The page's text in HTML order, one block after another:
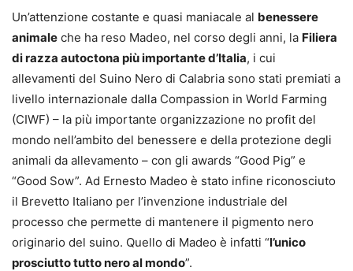
Un’attenzione costante e quasi maniacale al benessere
animale che ha reso Madeo, nel corso degli anni, la Filiera
di razza autoctona più importante d’Italia, i cui
allevamenti del Suino Nero di Calabria sono stati premiati a
livello internazionale dalla Compassion in World Farming
(CIWF) – la più importante organizzazione no profit del
mondo nell’ambito del benessere e della protezione degli
animali da allevamento – con gli awards “Good Pig” e
“Good Sow”. Ad Ernesto Madeo è stato infine riconosciuto
il Brevetto Italiano per l’invenzione industriale del
processo che permette di mantenere il pigmento nero
originario del suino. Quello di Madeo è infatti “l’unico
prosciutto tutto nero al mondo”.